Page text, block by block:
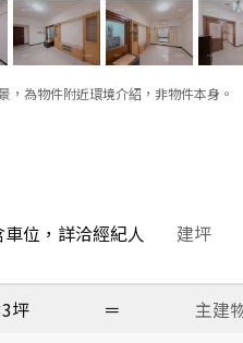
，為物件附近環境介紹，非物件本身。
建坪
位，詳洽經紀人
坪 ＝ 主建